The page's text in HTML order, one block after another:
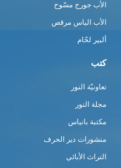
الأب جورج مسّوح
الأب الياس مرقص
ألبير لحّام
كتب
تعاونيّة النور
مجلة النور
مكتبة بانياس
منشورات دير الحرف
التراث الأبائي